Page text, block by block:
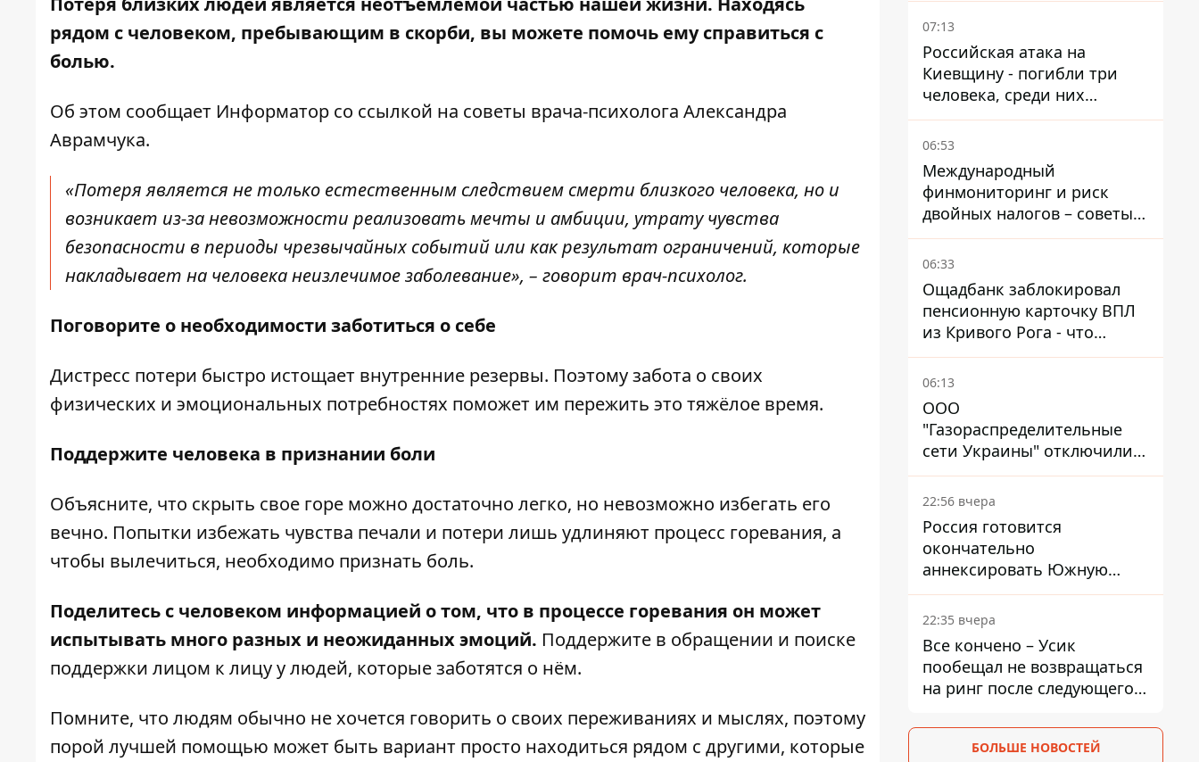
рядом с человеком, пребывающим в скорби, вы можете помочь ему справиться с
болью.
Об этом сообщает Информатор со ссылкой на советы врача-психолога Александра
Аврамчука.
«Потеря является не только естественным следствием смерти близкого человека, но и
возникает из-за невозможности реализовать мечты и амбиции, утрату чувства
безопасности в периоды чрезвычайных событий или как результат ограничений, которые
накладывает на человека неизлечимое заболевание», – говорит врач-психолог.
Поговорите о необходимости заботиться о себе
Дистресс потери быстро истощает внутренние резервы. Поэтому забота о своих
физических и эмоциональных потребностях поможет им пережить это тяжёлое время.
Поддержите человека в признании боли
Объясните, что скрыть свое горе можно достаточно легко, но невозможно избегать его
вечно. Попытки избежать чувства печали и потери лишь удлиняют процесс горевания, а
чтобы вылечиться, необходимо признать боль.
Поделитесь с человеком информацией о том, что в процессе горевания он может
испытывать много разных и неожиданных эмоций. Поддержите в обращении и поиске
поддержки лицом к лицу у людей, которые заботятся о нём.
Помните, что людям обычно не хочется говорить о своих переживаниях и мыслях, поэтому
порой лучшей помощью может быть вариант просто находиться рядом с другими, которые
чем причина и что решил
07:13
Российская атака на
Киевщину - погибли три
человека, среди них
ребенок 2022 года
рождения
06:53
Международный
финмониторинг и риск
двойных налогов – советы
украинцам в Польше
06:33
Ощадбанк заблокировал
пенсионную карточку ВПЛ
из Кривого Рога - что
решил суд
06:13
ООО
"Газораспределительные
сети Украины" отключили
львовянке газ - что решил
суд
22:56 вчера
Россия готовится
окончательно
аннексировать Южную
Осетию – страны НАТО
обеспокоены
22:35 вчера
Все кончено – Усик
пообещал не возвращаться
на ринг после следующего
БОЛЬШЕ НОВОСТЕЙ